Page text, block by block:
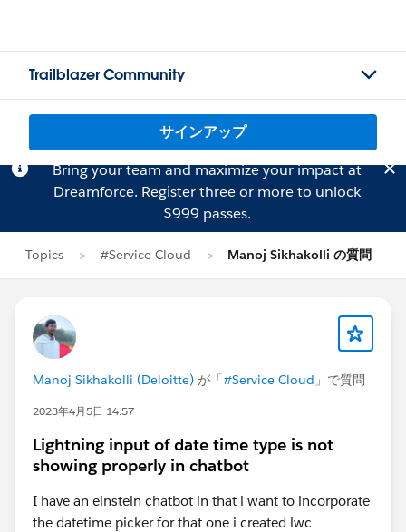
Trailblazer Community
サインアップ
Bring your team and maximize your impact at
Dreamforce. Registerthree or more to unlock
$999 passes.
Topics #Service Cloud Manoj Sikhakolli の質問
Manoj Sikhakolli (Deloitte) が「#Service Cloud 」で質問
2023年4月5日 14:57
Lightning input of date time type is not
showing properly in chatbot
I have an einstein chatbot in that i want to incorporate
the datetime picker for that one i created lwc